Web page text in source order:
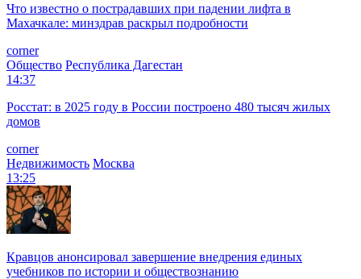
Что известно о пострадавших при падении лифта в
Махачкале: минздрав раскрыл подробности
corner
Общество Республика Дагестан
14:37
Росстат: в 2025 году в России построено 480 тысяч жилых
домов
corner
Недвижимость Москва
13:25
Кравцов анонсировал завершение внедрения единых
учебников по истории и обществознанию